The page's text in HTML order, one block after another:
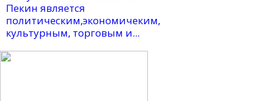
Пекин является
политическим,экономичеким,
культурным, торговым и...